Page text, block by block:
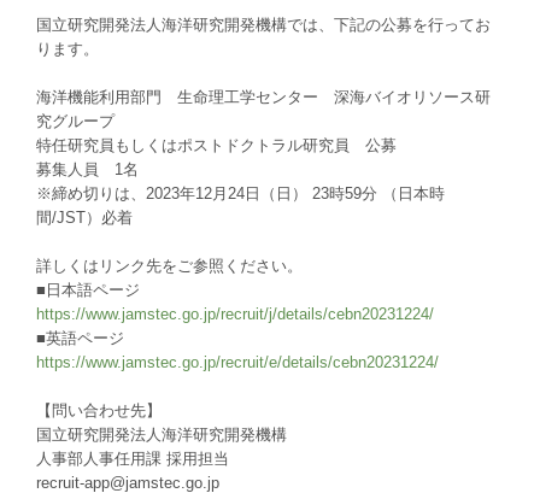
国立研究開発法人海洋研究開発機構では、下記の公募を行ってお
ります。
海洋機能利用部門 生命理工学センター 深海バイオリソース研
究グループ
特任研究員もしくはポストドクトラル研究員 公募
募集人員 1名
※締め切りは、2023年12月24日（日） 23時59分 （日本時
間/JST）必着
詳しくはリンク先をご参照ください。
■日本語ページ
https://www.jamstec.go.jp/recruit/j/details/cebn20231224/
■英語ページ
https://www.jamstec.go.jp/recruit/e/details/cebn20231224/
【問い合わせ先】
国立研究開発法人海洋研究開発機構
人事部人事任用課 採用担当
recruit-app@jamstec.go.jp